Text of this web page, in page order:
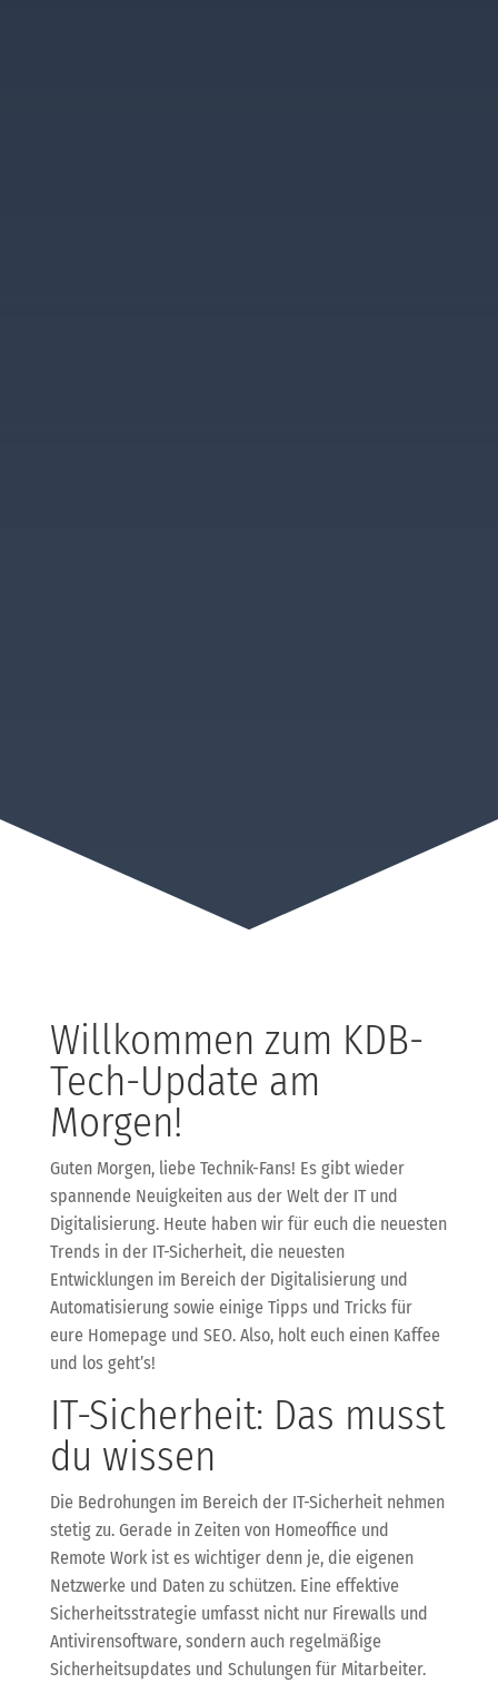
Willkommen zum KDB-
Tech-Update am
Morgen!
Guten Morgen, liebe Technik-Fans! Es gibt wieder
spannende Neuigkeiten aus der Welt der IT und
Digitalisierung. Heute haben wir für euch die neuesten
Trends in der IT-Sicherheit, die neuesten
Entwicklungen im Bereich der Digitalisierung und
Automatisierung sowie einige Tipps und Tricks für
eure Homepage und SEO. Also, holt euch einen Kaffee
und los geht’s!
IT-Sicherheit: Das musst
du wissen
Die Bedrohungen im Bereich der IT-Sicherheit nehmen
stetig zu. Gerade in Zeiten von Homeoffice und
Remote Work ist es wichtiger denn je, die eigenen
Netzwerke und Daten zu schützen. Eine effektive
Sicherheitsstrategie umfasst nicht nur Firewalls und
Antivirensoftware, sondern auch regelmäßige
Sicherheitsupdates und Schulungen für Mitarbeiter.